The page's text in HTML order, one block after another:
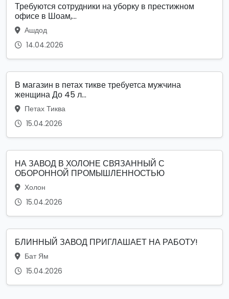
Требуются сотрудники на уборку в престижном
офисе в Шоам,...
Ашдод
14.04.2026
В магазин в петах тикве требуетса мужчина
женщина До 45 л...
Петах Тиква
15.04.2026
НА ЗАВОД В ХОЛОНЕ СВЯЗАННЫЙ С
ОБОРОННОЙ ПРОМЫШЛЕННОСТЬЮ
Холон
15.04.2026
БЛИННЫЙ ЗАВОД ПРИГЛАШАЕТ НА РАБОТУ!
Бат Ям
15.04.2026